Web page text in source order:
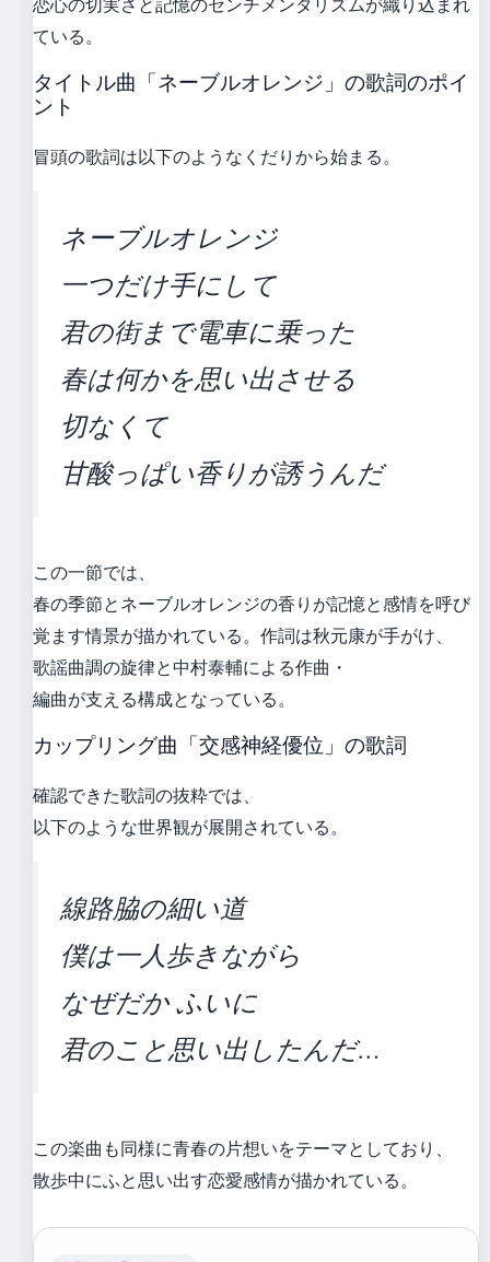
ている。
タイトル曲「ネーブルオレンジ」の歌詞のポイ
ント
冒頭の歌詞は以下のようなくだりから始まる。
ネーブルオレンジ
一つだけ手にして
君の街まで電車に乗った
春は何かを思い出させる
切なくて
甘酸っぱい香りが誘うんだ
この一節では、
春の季節とネーブルオレンジの香りが記憶と感情を呼び
覚ます情景が描かれている。作詞は秋元康が手がけ、
歌謡曲調の旋律と中村泰輔による作曲・
編曲が支える構成となっている。
カップリング曲「交感神経優位」の歌詞
確認できた歌詞の抜粋では、
以下のような世界観が展開されている。
線路脇の細い道
僕は一人歩きながら
なぜだか ふいに
君のこと思い出したんだ…
この楽曲も同様に青春の片想いをテーマとしており、
散歩中にふと思い出す恋愛感情が描かれている。